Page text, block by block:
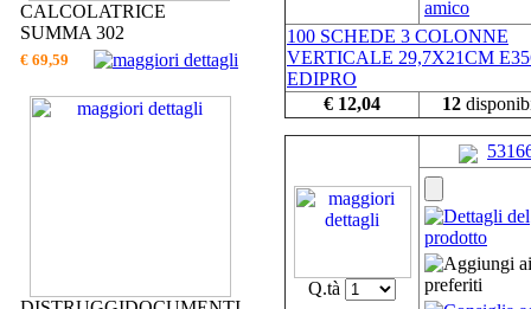
CALCOLATRICE
SUMMA 302
€ 69,59
100 SCHEDE 3 COLONNE
VERTICALE 29,7X21CM
EDIPRO
€ 12,04
12
Q.tà